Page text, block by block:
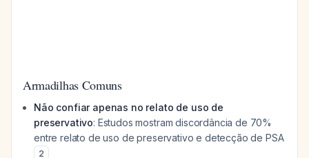
Armadilhas Comuns
Não confiar apenas no relato de uso de
preservativo: Estudos mostram discordância de 70%
entre relato de uso de preservativo e detecção de PSA
2